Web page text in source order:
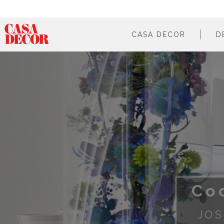
CASA DECOR
¿qué es?
en cifras
cómo participar
en los medios